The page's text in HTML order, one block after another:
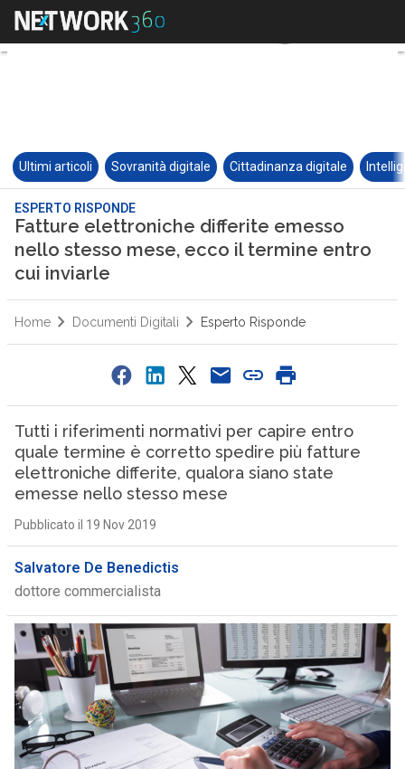
Ultimi articoli Sovranità digitale Cittadinanza digitale
ESPERTO RISPONDE
Fatture elettroniche differite emesso
nello stesso mese, ecco il termine entro
cui inviarle
Home Documenti Digitali Esperto Risponde
Tutti i riferimenti normativi per capire entro
quale termine è corretto spedire più fatture
elettroniche differite, qualora siano state
emesse nello stesso mese
Pubblicato il 19 Nov 2019
Salvatore De Benedictis
dottore commercialista